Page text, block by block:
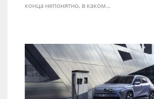
конца непонятно, в каком...